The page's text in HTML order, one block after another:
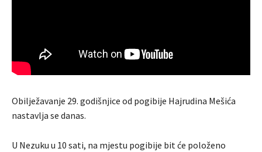
Obilježavanje 29. godišnjice od pogibije Hajrudina Mešića
nastavlja se danas.
U Nezuku u 10 sati, na mjestu pogibije bit će položeno